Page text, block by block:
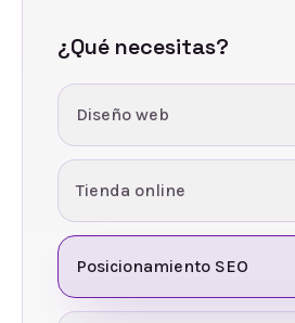
¿Qué necesitas?
Diseño web
Tienda online
Posicionamiento SEO